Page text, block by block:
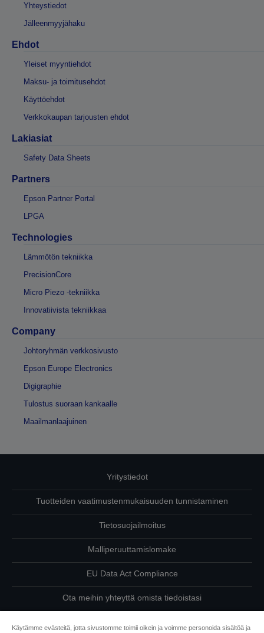
Yhteystiedot
Jälleenmyyjähaku
Ehdot
Yleiset myyntiehdot
Maksu- ja toimitusehdot
Käyttöehdot
Verkkokaupan tarjousten ehdot
Lakiasiat
Safety Data Sheets
Partners
Epson Partner Portal
LPGA
Technologies
Lämmötön tekniikka
PrecisionCore
Micro Piezo -tekniikka
Innovatiivista tekniikkaa
Company
Johtoryhmän verkkosivusto
Epson Europe Electronics
Digigraphie
Tulostus suoraan kankaalle
Maailmanlaajuinen
Yritystiedot
Tuotteiden vaatimustenmukaisuuden tunnistaminen
Tietosuojailmoitus
Malliperuuttamislomake
EU Data Act Compliance
Ota meihin yhteyttä omista tiedoistasi
Käytämme evästeitä, jotta sivustomme toimii oikein ja voimme personoida sisältöä ja